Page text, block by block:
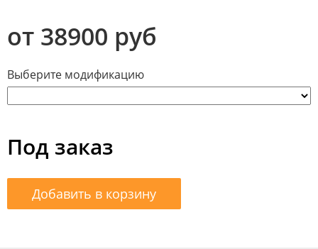
от 38900 руб
Выберите модификацию
Под заказ
Добавить в корзину